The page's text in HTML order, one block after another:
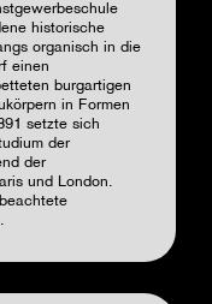
historische
organisch in die
einen
burgartigen
in Formen
setzte sich
der
der
und London.